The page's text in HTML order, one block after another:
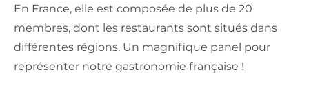
En France, elle est composée de plus de 20
membres, dont les restaurants sont situés dans
différentes régions. Un magnifique panel pour
représenter notre gastronomie française !